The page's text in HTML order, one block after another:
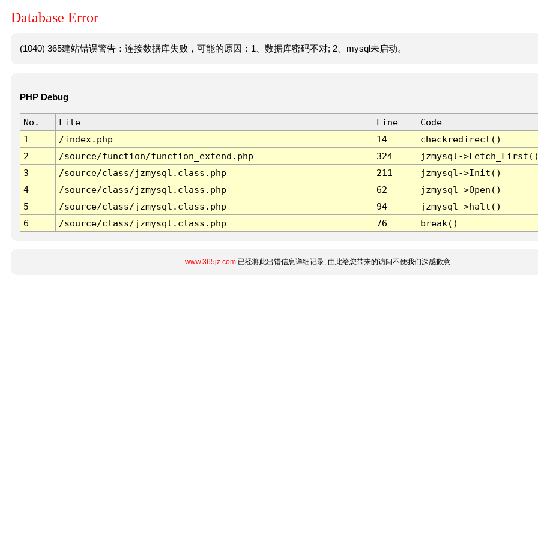
Database Error
(1040) 365建站错误警告：连接数据库失败，可能的原因：1、数据库密码不对; 2、mysql未启动。
PHP Debug
No. File Line
Code
1
/index.php 14
checkredirect()
2
/source/function/function_extend.php 324
jzmysql-
3
/source/class/jzmysql.class.php 211
jzmysql->Init()
4
/source/class/jzmysql.class.php 62
jzmysql->Open()
5
/source/class/jzmysql.class.php 94
jzmysql->halt()
6
/source/class/jzmysql.class.php 76 break()
www.365jz.com已经将此出错信息详细记录, 由此给您带来的访问不便我们深感歉意.